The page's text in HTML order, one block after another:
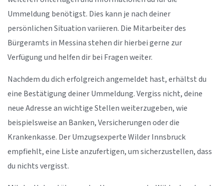
Ummeldung benötigst. Dies kann je nach deiner
persönlichen Situation variieren. Die Mitarbeiter des
Bürgeramts in Messina stehen dir hierbei gerne zur
Verfügung und helfen dir bei Fragen weiter.
Nachdem du dich erfolgreich angemeldet hast, erhältst du
eine Bestätigung deiner Ummeldung. Vergiss nicht, deine
neue Adresse an wichtige Stellen weiterzugeben, wie
beispielsweise an Banken, Versicherungen oder die
Krankenkasse. Der Umzugsexperte Wilder Innsbruck
empfiehlt, eine Liste anzufertigen, um sicherzustellen, dass
du nichts vergisst.